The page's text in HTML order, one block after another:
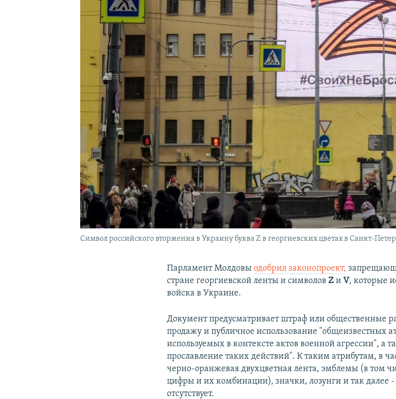
УКРАИНСКАЯ ПРОБЛЕМА КРЫМА
Символ российского вторжения в Украину буква Z в георгиевских цветах в Санкт-
Парламент Молдовыодобрил законопроект,
стране георгиевской ленты и символовZ иV, которые
войска в Украине.
Документ предусматривает штраф или общественные
продажу и публичное использование "общеизвестных
используемых в контексте актов военной агрессии", а
прославление таких действий". К таким атрибутам, в
черно-оранжевая двухцветная лента, эмблемы (в том
цифры и их комбинации), значки, лозунги и так далее
отсутствует.